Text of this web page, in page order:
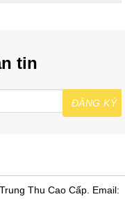
tin
ĐĂNG KÝ
Thu Cao Cấp. Email: